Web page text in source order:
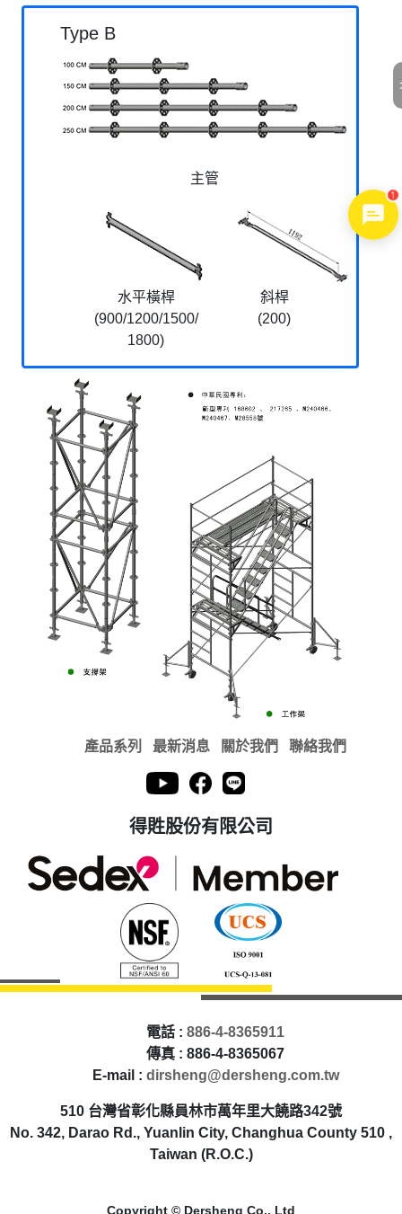
Type B
主管
水平橫桿
(900/1200/1500/
1800)
斜桿
(200)
產品系列 最新消息 關於我們 聯絡我們
得貹股份有限公司
電話 : 886-4-8365911
傳真 : 886-4-8365067
E-mail : dirsheng@dersheng.com.tw
510 台灣省彰化縣員林市萬年里大饒路342號
No. 342, Darao Rd., Yuanlin City, Changhua County 510 ,
Taiwan (R.O.C.)
Copyright © Dersheng Co., Ltd
1